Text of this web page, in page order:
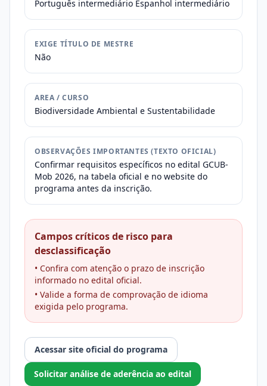
Português intermediário Espanhol intermediário
EXIGE TÍTULO DE MESTRE
Não
AREA / CURSO
Biodiversidade Ambiental e Sustentabilidade
OBSERVAÇÕES IMPORTANTES (TEXTO OFICIAL)
Confirmar requisitos específicos no edital GCUB-
Mob 2026, na tabela oficial e no website do
programa antes da inscrição.
Campos críticos de risco para
desclassificação
• Confira com atenção o prazo de inscrição
informado no edital oficial.
• Valide a forma de comprovação de idioma
exigida pelo programa.
Acessar site oficial do programa
Solicitar análise de aderência ao edital